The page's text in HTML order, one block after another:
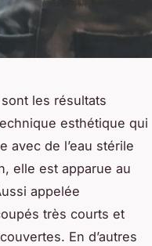
les résultats
esthétique qui
avec de l’eau stérile
elle est apparue au
appelée
très courts et
En d’autres